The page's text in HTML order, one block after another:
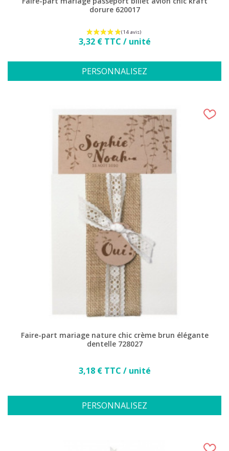
dorure 620017
Prix
3,32 € TTC / unité
PERSONNALISEZ
Faire-part mariage nature chic crème brun élégante
dentelle 728027
Prix
3,18 € TTC / unité
PERSONNALISEZ